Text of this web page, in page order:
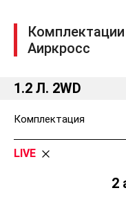
Аиркросс
1.2 Л. 2WD
Комплектация
LIVE
2